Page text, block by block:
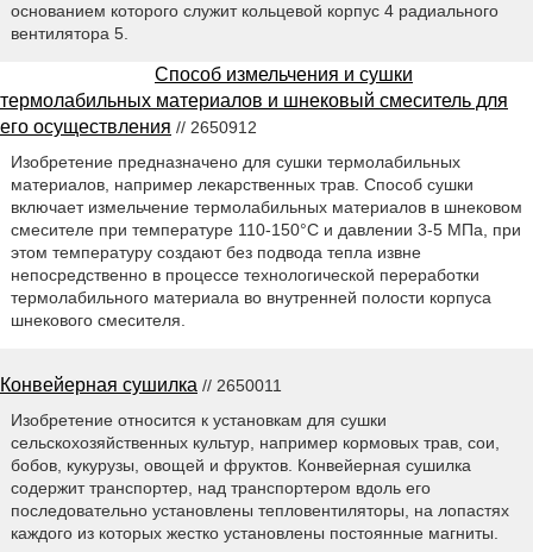
основанием которого служит кольцевой корпус 4 радиального
вентилятора 5.
Способ измельчения и сушки
термолабильных материалов и шнековый смеситель для
его осуществления // 2650912
Изобретение предназначено для сушки термолабильных
материалов, например лекарственных трав. Способ сушки
включает измельчение термолабильных материалов в шнековом
смесителе при температуре 110-150°С и давлении 3-5 МПа, при
этом температуру создают без подвода тепла извне
непосредственно в процессе технологической переработки
термолабильного материала во внутренней полости корпуса
шнекового смесителя.
Конвейерная сушилка // 2650011
Изобретение относится к установкам для сушки
сельскохозяйственных культур, например кормовых трав, сои,
бобов, кукурузы, овощей и фруктов. Конвейерная сушилка
содержит транспортер, над транспортером вдоль его
последовательно установлены тепловентиляторы, на лопастях
каждого из которых жестко установлены постоянные магниты.